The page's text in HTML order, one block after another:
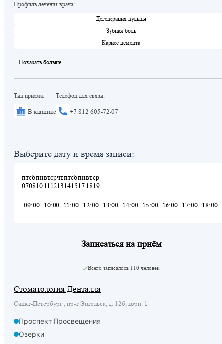
Профиль лечения врача:
Дегенерация пульпы
Зубная боль
Кариес цемента
Показать больше
Тип приема:
В клинике
Телефон для связи:
+7 812 605-72-07
Выберите дату и время записи:
пт
07
сб
08
пн
10
вт
11
ср
12
чт
13
пт
14
сб
15
пн
17
вт
18
ср
19
09:00 10:00 11:00 12:00 13:00 14:00 15:00 16:00 17:00 18:00
Записаться на приём
Всего записалось 110 человек
Стоматология Денталла
Санкт-Петербург , пр-т Энгельса, д. 126, корп. 1
Проспект Просвещения
Озерки